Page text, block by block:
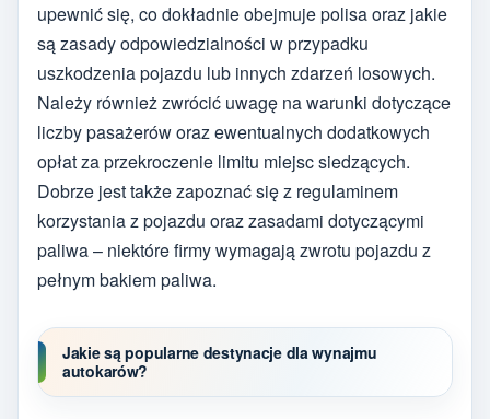
upewnić się, co dokładnie obejmuje polisa oraz jakie
są zasady odpowiedzialności w przypadku
uszkodzenia pojazdu lub innych zdarzeń losowych.
Należy również zwrócić uwagę na warunki dotyczące
liczby pasażerów oraz ewentualnych dodatkowych
opłat za przekroczenie limitu miejsc siedzących.
Dobrze jest także zapoznać się z regulaminem
korzystania z pojazdu oraz zasadami dotyczącymi
paliwa – niektóre firmy wymagają zwrotu pojazdu z
pełnym bakiem paliwa.
Jakie są popularne destynacje dla wynajmu
autokarów?